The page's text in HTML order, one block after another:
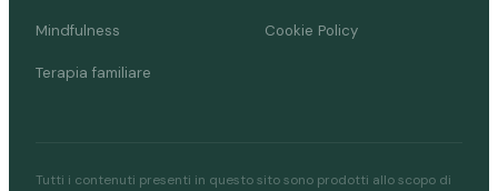
Mindfulness
Terapia familiare
Cookie Policy
Tutti i contenuti presenti in questo sito sono prodotti allo scopo di